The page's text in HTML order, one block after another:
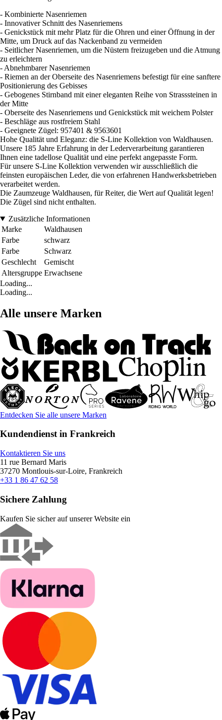
- Kombinierte Nasenriemen
- Innovativer Schnitt des Nasenriemens
- Genickstück mit mehr Platz für die Ohren und einer Öffnung in der
Mitte, um Druck auf das Nackenband zu vermeiden
- Seitlicher Nasenriemen, um die Nüstern freizugeben und die Atmung
zu erleichtern
- Abnehmbarer Nasenriemen
- Riemen an der Oberseite des Nasenriemens befestigt für eine sanftere
Positionierung des Gebisses
- Gebogenes Stirnband mit einer eleganten Reihe von Strasssteinen in
der Mitte
- Oberseite des Nasenriemens und Genickstück mit weichem Polster
- Beschläge aus rostfreiem Stahl
- Geeignete Zügel: 957401 & 9563601
Hohe Qualität und Eleganz: die S-Line Kollektion von Waldhausen.
Unsere 185 Jahre Erfahrung in der Lederverarbeitung garantieren
Ihnen eine tadellose Qualität und eine perfekt angepasste Form.
Für unsere S-Line Kollektion verwenden wir ausschließlich die
feinsten europäischen Leder, die von erfahrenen Handwerksbetrieben
verarbeitet werden.
Die Zaumzeuge Waldhausen, für Reiter, die Wert auf Qualität legen!
Die Zügel sind nicht enthalten.
Zusätzliche Informationen
Marke
Waldhausen
Farbe
schwarz
Farbe
Schwarz
Geschlecht
Gemischt
Altersgruppe Erwachsene
Loading...
Loading...
Alle unsere Marken
Entdecken Sie alle unsere Marken
Kundendienst in Frankreich
Kontaktieren Sie uns
11 rue Bernard Maris
37270 Montlouis-sur-Loire, Frankreich
+33 1 86 47 62 58
Sichere Zahlung
Kaufen Sie sicher auf unserer Website ein